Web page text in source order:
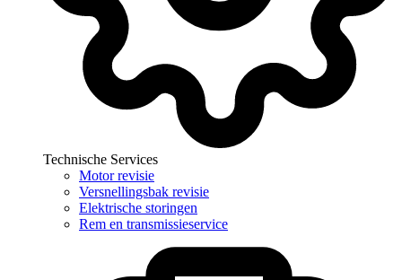
Technische Services
Motor revisie
Versnellingsbak revisie
Elektrische storingen
Rem en transmissieservice